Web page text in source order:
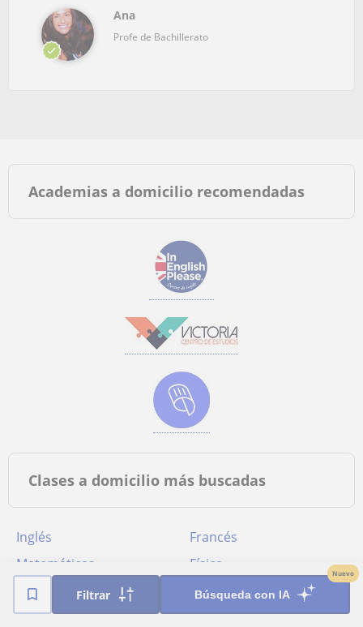
Filtrar Búsqueda con IA
Nuevo
Ana
Profe de Bachillerato
Academias a domicilio recomendadas
Clases a domicilio más buscadas
Inglés
Francés
Matemáticas
Física
Piano
ESO